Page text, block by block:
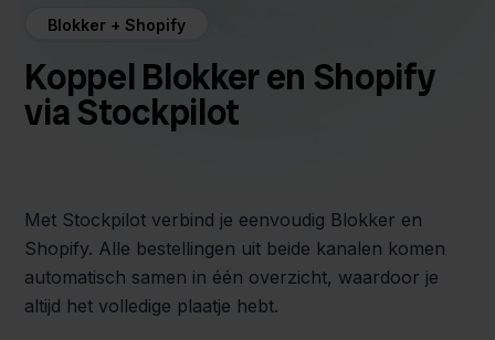
Blokker + Shopify
Koppel Blokker en Shopify
via Stockpilot
Met Stockpilot verbind je eenvoudig Blokker en
Shopify. Alle bestellingen uit beide kanalen komen
automatisch samen in één overzicht, waardoor je
altijd het volledige plaatje hebt.